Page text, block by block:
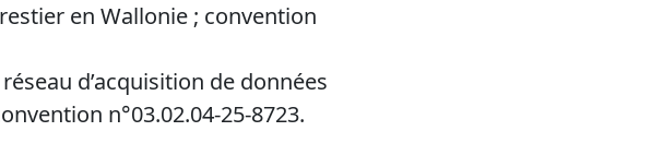
en Wallonie ; convention
d’acquisition de données
n°03.02.04-25-8723.